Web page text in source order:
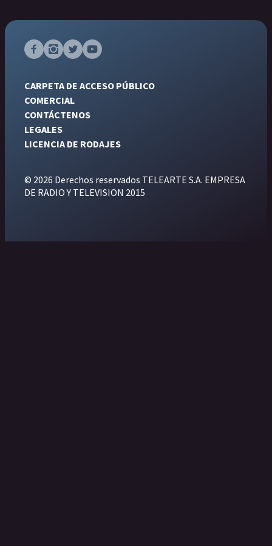
CARPETA DE ACCESO PÚBLICO
COMERCIAL
CONTÁCTENOS
LEGALES
LICENCIA DE RODAJES
© 2026 Derechos reservados TELEARTE S.A. EMPRESA
DE RADIO Y TELEVISION 2015